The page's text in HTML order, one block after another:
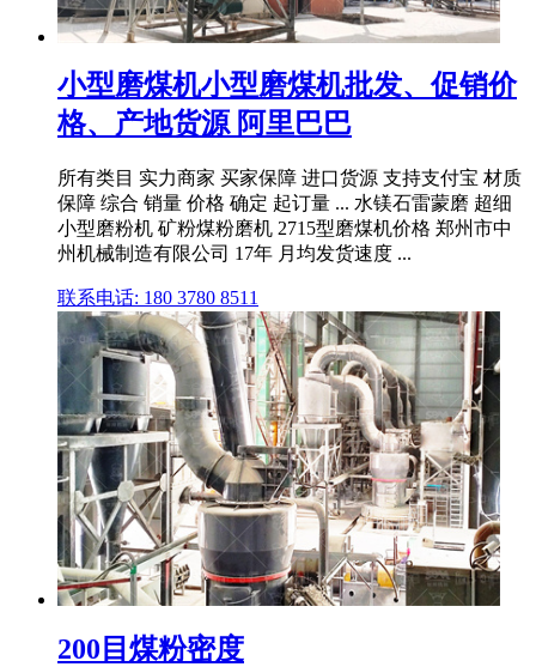
小型磨煤机小型磨煤机批发、促销价
格、产地货源 阿里巴巴
所有类目 实力商家 买家保障 进口货源 支持支付宝 材质
保障 综合 销量 价格 确定 起订量 ... 水镁石雷蒙磨 超细
小型磨粉机 矿粉煤粉磨机 2715型磨煤机价格 郑州市中
州机械制造有限公司 17年 月均发货速度 ...
联系电话: 180 3780 8511
200目煤粉密度